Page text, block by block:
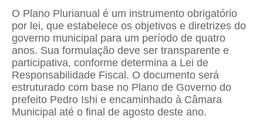
O Plano Plurianual é um instrumento obrigatório
por lei, que estabelece os objetivos e diretrizes do
governo municipal para um período de quatro
anos. Sua formulação deve ser transparente e
participativa, conforme determina a Lei de
Responsabilidade Fiscal. O documento será
estruturado com base no Plano de Governo do
prefeito Pedro Ishi e encaminhado à Câmara
Municipal até o final de agosto deste ano.